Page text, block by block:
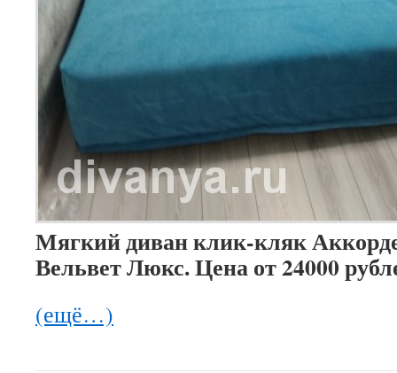
Мягкий диван клик-кляк
Вельвет Люкс. Цена от 24000
(ещё…)